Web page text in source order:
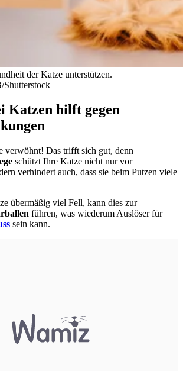
der Katze unterstützen.
Katzen hilft gegen
verwöhnt! Das trifft sich gut, denn
schützt Ihre Katze nicht nur vor
verhindert auch, dass sie beim Putzen viele
übermäßig viel Fell, kann dies zur
führen, was wiederum Auslöser für
sein kann.